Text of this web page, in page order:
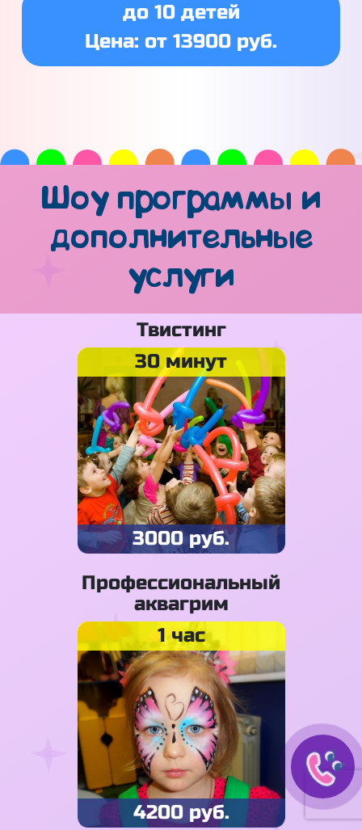
до 10 детей
Цена: от 13900 руб.
Шоу программы и
дополнительные
услуги
Твистинг
30 минут
3000 руб.
Профессиональный
аквагрим
1 час
4200 руб.